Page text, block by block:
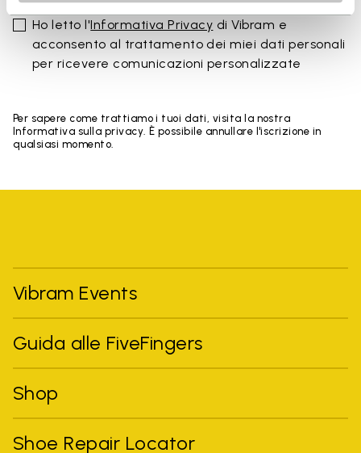
Ho letto l'Informativa Privacy di Vibram e
acconsento al trattamento dei miei dati personali
per ricevere comunicazioni personalizzate
Per sapere come trattiamo i tuoi dati, visita la nostra
Informativa sulla privacy. È possibile annullare l'iscrizione in
qualsiasi momento.
Vibram Events
Guida alle FiveFingers
Shop
Shoe Repair Locator